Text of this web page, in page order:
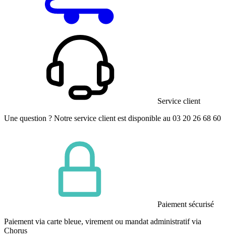
Service client
Une question ? Notre service client est disponible au 03 20 26 68 60
Paiement sécurisé
Paiement via carte bleue, virement ou mandat administratif via
Chorus